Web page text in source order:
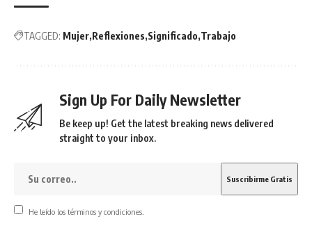
TAGGED: Mujer Reflexiones Significado Trabajo
Sign Up For Daily Newsletter
Be keep up! Get the latest breaking news delivered
straight to your inbox.
He leído los términos y condiciones.